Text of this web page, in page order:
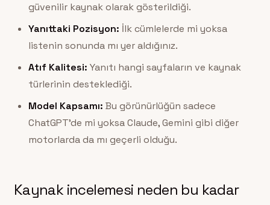
güvenilir kaynak olarak gösterildiği.
Yanıttaki Pozisyon: İlk cümlelerde mi yoksa
listenin sonunda mı yer aldığınız.
Atıf Kalitesi: Yanıtı hangi sayfaların ve kaynak
türlerinin desteklediği.
Model Kapsamı: Bu görünürlüğün sadece
ChatGPT’de mi yoksa Claude, Gemini gibi diğer
motorlarda da mı geçerli olduğu.
Kaynak incelemesi neden bu kadar